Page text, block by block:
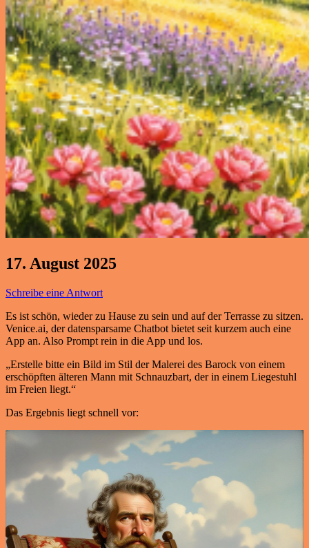
17. August 2025
Schreibe eine Antwort
Es ist schön, wieder zu Hause zu sein und auf der Terrasse zu sitzen.
Venice.ai, der datensparsame Chatbot bietet seit kurzem auch eine
App an. Also Prompt rein in die App und los.
„Erstelle bitte ein Bild im Stil der Malerei des Barock von einem
erschöpften älteren Mann mit Schnauzbart, der in einem Liegestuhl
im Freien liegt.“
Das Ergebnis liegt schnell vor: